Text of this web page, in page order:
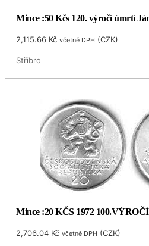
Mince :50 Kčs 120. výročí úmrtí
2,115.66 Kč včetně DPH (CZK)
Stříbro
Mince :20 KČS 1972
2,706.04 Kč včetně DPH (CZK)